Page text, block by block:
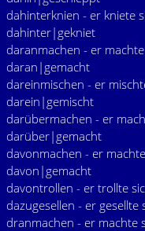
dahinterknien - er kniete
dahinter|gekniet
daranmachen - er
daran|gemacht
dareinmischen - er
darein|gemischt
darübermachen - er
darüber|gemacht
davonmachen - er
davon|gemacht
davontrollen - er trollte
dazugesellen - er
dranmachen - er machte